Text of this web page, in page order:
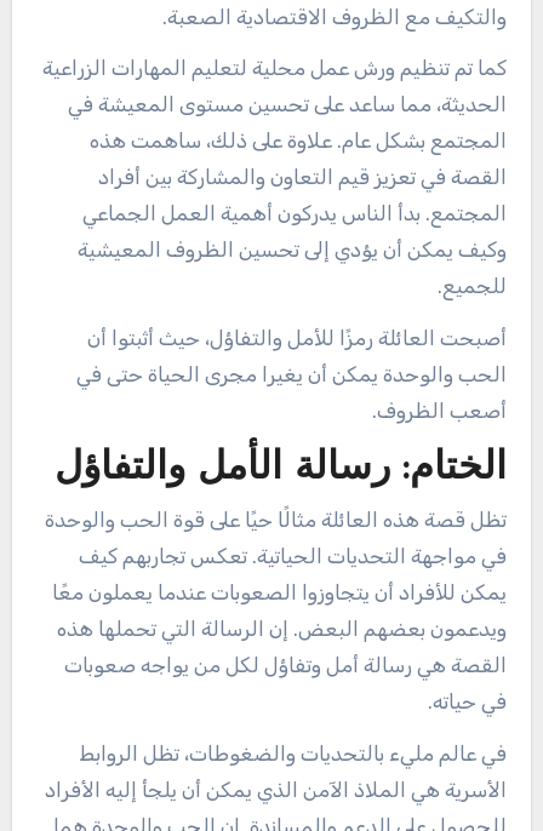
والتكيف مع الظروف الاقتصادية الصعبة.
كما تم تنظيم ورش عمل محلية لتعليم المهارات الزراعية
الحديثة، مما ساعد على تحسين مستوى المعيشة في
المجتمع بشكل عام. علاوة على ذلك، ساهمت هذه
القصة في تعزيز قيم التعاون والمشاركة بين أفراد
المجتمع. بدأ الناس يدركون أهمية العمل الجماعي
وكيف يمكن أن يؤدي إلى تحسين الظروف المعيشية
للجميع.
أصبحت العائلة رمزًا للأمل والتفاؤل، حيث أثبتوا أن
الحب والوحدة يمكن أن يغيرا مجرى الحياة حتى في
أصعب الظروف.
الختام: رسالة الأمل والتفاؤل
تظل قصة هذه العائلة مثالًا حيًا على قوة الحب والوحدة
في مواجهة التحديات الحياتية. تعكس تجاربهم كيف
يمكن للأفراد أن يتجاوزوا الصعوبات عندما يعملون معًا
ويدعمون بعضهم البعض. إن الرسالة التي تحملها هذه
القصة هي رسالة أمل وتفاؤل لكل من يواجه صعوبات
في حياته.
في عالم مليء بالتحديات والضغوطات، تظل الروابط
الأسرية هي الملاذ الآمن الذي يمكن أن يلجأ إليه الأفراد